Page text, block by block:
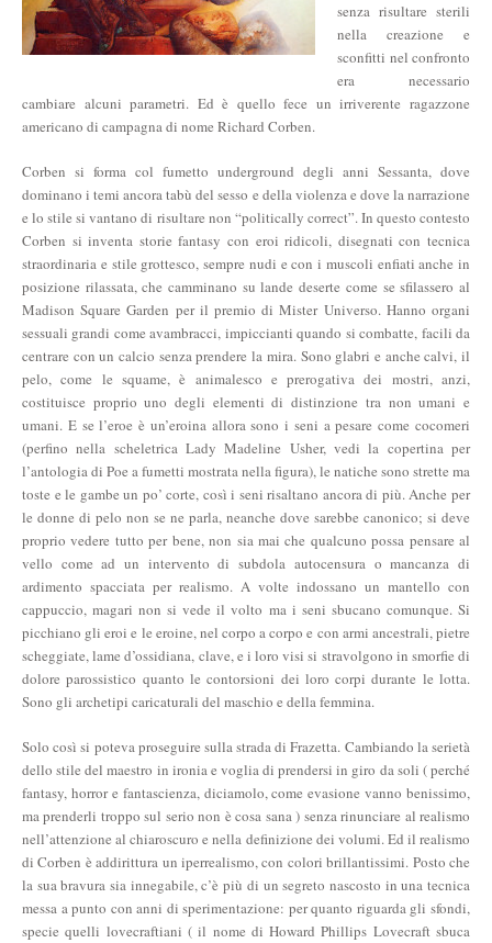
senza risultare sterili
nella creazione e
sconfitti nel confronto
era necessario
cambiare alcuni parametri. Ed è quello fece un irriverente ragazzone
americano di campagna di nome Richard Corben.
Corben si forma col fumetto underground degli anni Sessanta, dove
dominano i temi ancora tabù del sesso e della violenza e dove la narrazione
e lo stile si vantano di risultare non “politically correct”. In questo contesto
Corben si inventa storie fantasy con eroi ridicoli, disegnati con tecnica
straordinaria e stile grottesco, sempre nudi e con i muscoli enfiati anche in
posizione rilassata, che camminano su lande deserte come se sfilassero al
Madison Square Garden per il premio di Mister Universo. Hanno organi
sessuali grandi come avambracci, impiccianti quando si combatte, facili da
centrare con un calcio senza prendere la mira. Sono glabri e anche calvi, il
pelo, come le squame, è animalesco e prerogativa dei mostri, anzi,
costituisce proprio uno degli elementi di distinzione tra non umani e
umani. E se l’eroe è un’eroina allora sono i seni a pesare come cocomeri
(perfino nella scheletrica Lady Madeline Usher, vedi la copertina per
l’antologia di Poe a fumetti mostrata nella figura), le natiche sono strette ma
toste e le gambe un po’ corte, così i seni risaltano ancora di più. Anche per
le donne di pelo non se ne parla, neanche dove sarebbe canonico; si deve
proprio vedere tutto per bene, non sia mai che qualcuno possa pensare al
vello come ad un intervento di subdola autocensura o mancanza di
ardimento spacciata per realismo. A volte indossano un mantello con
cappuccio, magari non si vede il volto ma i seni sbucano comunque. Si
picchiano gli eroi e le eroine, nel corpo a corpo e con armi ancestrali, pietre
scheggiate, lame d’ossidiana, clave, e i loro visi si stravolgono in smorfie di
dolore parossistico quanto le contorsioni dei loro corpi durante le lotta.
Sono gli archetipi caricaturali del maschio e della femmina.
Solo così si poteva proseguire sulla strada di Frazetta. Cambiando la serietà
dello stile del maestro in ironia e voglia di prendersi in giro da soli ( perché
fantasy, horror e fantascienza, diciamolo, come evasione vanno benissimo,
ma prenderli troppo sul serio non è cosa sana ) senza rinunciare al realismo
nell’attenzione al chiaroscuro e nella definizione dei volumi. Ed il realismo
di Corben è addirittura un iperrealismo, con colori brillantissimi. Posto che
la sua bravura sia innegabile, c’è più di un segreto nascosto in una tecnica
messa a punto con anni di sperimentazione: per quanto riguarda gli sfondi,
specie quelli lovecraftiani ( il nome di Howard Phillips Lovecraft sbuca